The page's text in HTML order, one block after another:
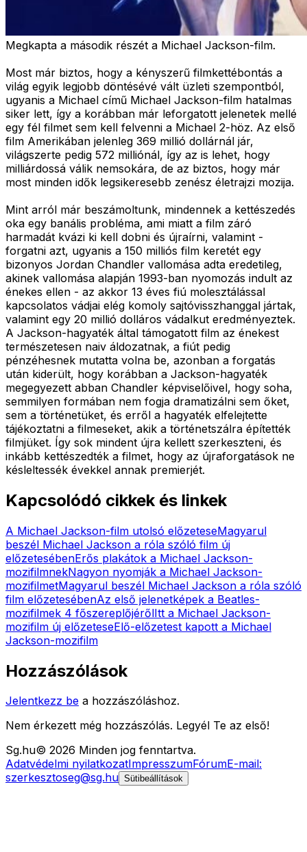
Megkapta a második részét a Michael Jackson-film.
Most már biztos, hogy a kényszerű filmkettébontás a
világ egyik legjobb döntésévé vált üzleti szempontból,
ugyanis a Michael című Michael Jackson-film hatalmas
siker lett, így a korábban már leforgatott jelenetek mellé
egy fél filmet sem kell felvenni a Michael 2-höz. Az első
film Amerikában jelenleg 369 millió dollárnál jár,
világszerte pedig 572 milliónál, így az is lehet, hogy
milliárdossá válik nemsokára, de az biztos, hogy már
most minden idők legsikeresebb zenész életrajzi mozija.
Mint arról már beszámoltunk, mindennek a kettészedés
oka egy banális probléma, ami miatt a film záró
harmadát kvázi ki kell dobni és újraírni, valamint -
forgatni azt, ugyanis a 150 milliós film keretét egy
bizonyos Jordan Chandler vallomása adta eredetileg,
akinek vallomása alapján 1993-ban nyomozás indult az
énekes ellen - az akkor 13 éves fiú molesztálással
kapcsolatos vádjai elég komoly sajtóvisszhanggal jártak,
valamint egy 20 millió dolláros vádalkut eredményeztek.
A Jackson-hagyaték által támogatott film az énekest
természetesen naiv áldozatnak, a fiút pedig
pénzéhesnek mutatta volna be, azonban a forgatás
után kiderült, hogy korábban a Jackson-hagyaték
megegyezett abban Chandler képviselőivel, hogy soha,
semmilyen formában nem fogja dramatizálni sem őket,
sem a történetüket, és erről a hagyaték elfelejtette
tájékoztatni a filmeseket, akik a történetszálra építették
filmjüket. Így sok mindent újra kellett szerkeszteni, és
inkább kettészedték a filmet, hogy az újraforgatások ne
késleltessék évekkel annak premierjét.
Kapcsolódó cikkek és linkek
A Michael Jackson-film utolsó előzeteseMagyarul
beszél Michael Jackson a róla szóló film új
előzetesébenErős plakátok a Michael Jackson-
mozifilmnekNagyon nyomják a Michael Jackson-
mozifilmetMagyarul beszél Michael Jackson a róla szóló
film előzetesébenAz első jelenetképek a Beatles-
mozifilmek 4 főszereplőjérőlItt a Michael Jackson-
mozifilm új előzeteseElő-előzetest kapott a Michael
Jackson-mozifilm
Hozzászólások
Jelentkezz be a hozzászóláshoz.
Nem érkezett még hozzászólás. Legyél Te az első!
Sg.hu© 2026 Minden jog fenntartva.
Adatvédelmi nyilatkozatImpresszumFórumE-mail:
szerkesztoseg@sg.hu Sütibeállítások